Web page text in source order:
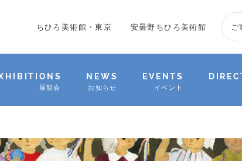
ちひろ美術館・東京 安曇野ちひろ美術館 ご
展覧会
NEWS
お知らせ
EVENTS
イベント